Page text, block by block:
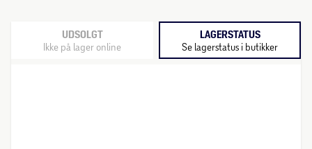
UDSOLGT
Ikke på lager online
LAGERSTATUS
Se lagerstatus i butikker